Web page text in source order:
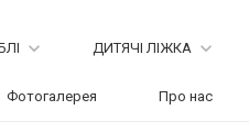
ДИТЯЧІ ЛІЖКА
Фотогалерея Про нас